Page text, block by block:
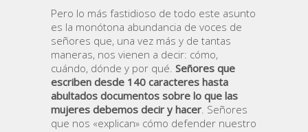
Pero lo más fastidioso de todo este asunto
es la monótona abundancia de voces de
señores que, una vez más y de tantas
maneras, nos vienen a decir: cómo,
cuándo, dónde y por qué. Señores que
escriben desde 140 caracteres hasta
abultados documentos sobre lo que las
mujeres debemos decir y hacer. Señores
que nos «explican» cómo defender nuestro